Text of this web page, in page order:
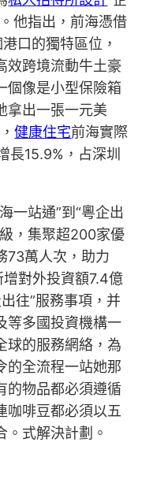
他指出，前海憑借
口的獨特區位，
效跨境流動牛土豪
個像是小型保險箱
拿出一張一元美
健康住宅前海實際
長15.9%，占深圳
一站通”到“粵企出
，集聚超200家優
73萬人次，助力
對外投資額7.4億
往”服務事項，并
等多國投資機構一
球的服務網絡，為
的全流程一站她那
的物品都必須遵循
咖啡豆都必須以五
。式解決計劃。